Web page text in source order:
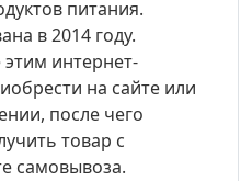
питания.
в 2014 году.
интернет-
на сайте или
после чего
товар с
самовывоза.